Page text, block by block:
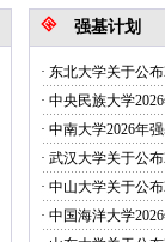
强基计划
· 东北大学关于公
· 中央民族大学
· 中南大学2026年
· 武汉大学关于公
· 中山大学关于公
· 中国海洋大学